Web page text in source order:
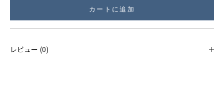
カートに追加
レビュー (0)